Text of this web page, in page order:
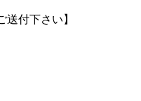
送付下さい】